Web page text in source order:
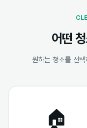
어떤
원하는 청소를 선
🏠